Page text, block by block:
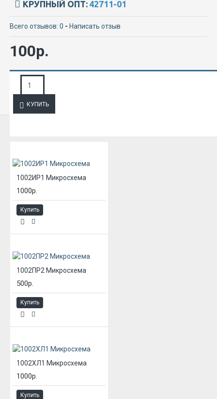
КРУПНЫЙ ОПТ: 42711-01
Всего отзывов: 0 - Написать отзыв
100р.
КУПИТЬ
1002ИР1 Микросхема
1000р.
Купить
1002ПР2 Микросхема
500р.
Купить
1002ХЛ1 Микросхема
1000р.
Купить